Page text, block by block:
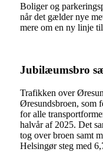
Boliger og
når det gælder nye
mere om en ny linje
Jubilæumsbro
Trafikken over
Øresundsbroen, som
for alle
halvår af 2025. Det
tog over broen samt
Helsingør steg med